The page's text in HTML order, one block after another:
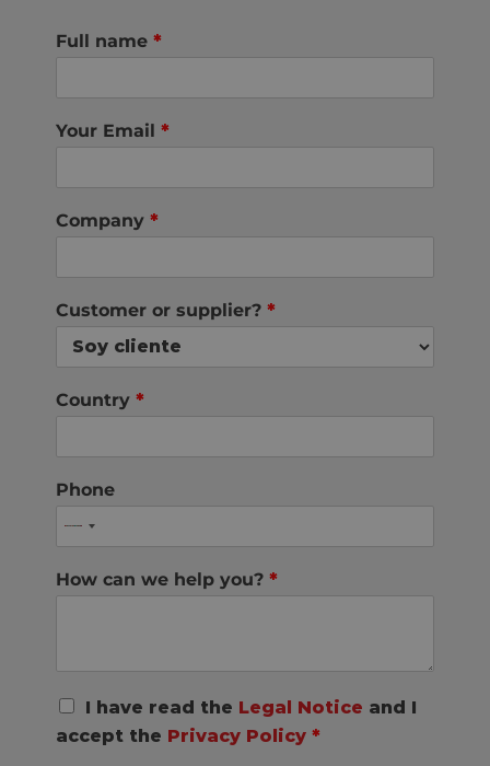
Full name *
Your Email *
Company *
Customer or supplier? *
Country *
Phone
How can we help you? *
R
P
I have read the Legal Notice and I
accept the Privacy Policy *